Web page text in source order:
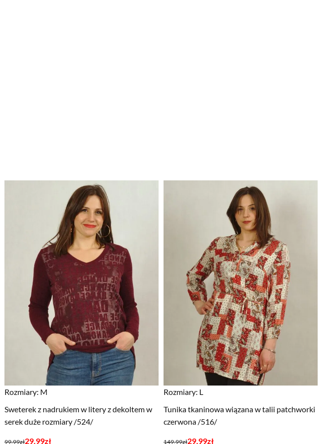
Rozmiary: M
Sweterek z nadrukiem w litery z dekoltem w
serek duże rozmiary /524/
99,99zł
Pierwotna
29,99zł
Aktualna
Rozmiary: L
Tunika tkaninowa wiązana w talii patchworki
czerwona /516/
149,99zł
Pierwotna
29,99zł
Aktualna